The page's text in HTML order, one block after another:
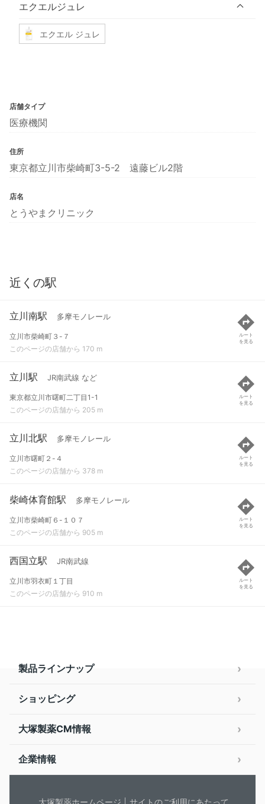
エクエルジュレ
エクエル ジュレ
店舗タイプ
医療機関
住所
東京都立川市柴崎町3-5-2 遠藤ビル2階
店名
とうやまクリニック
近くの駅
立川南駅 多摩モノレール
立川市柴崎町３-７
このページの店舗から 170 m
ルート
を見る
立川駅 JR南武線 など
東京都立川市曙町二丁目1-1
このページの店舗から 205 m
ルート
を見る
立川北駅 多摩モノレール
立川市曙町２-４
このページの店舗から 378 m
ルート
を見る
柴崎体育館駅 多摩モノレール
立川市柴崎町６-１０７
このページの店舗から 905 m
ルート
を見る
西国立駅 JR南武線
立川市羽衣町１丁目
このページの店舗から 910 m
ルート
を見る
製品ラインナップ
ショッピング
大塚製薬CM情報
企業情報